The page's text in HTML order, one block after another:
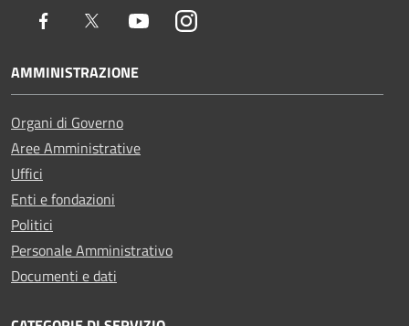
Facebook Twitter YoutubeInstagram
AMMINISTRAZIONE
Organi di Governo
Aree Amministrative
Uffici
Enti e fondazioni
Politici
Personale Amministrativo
Documenti e dati